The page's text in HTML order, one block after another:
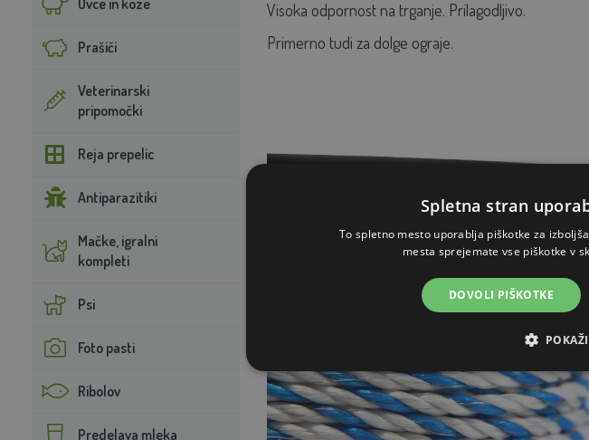
Prašiči
Veterinarski
pripomočki
Reja prepelic
Antiparazitiki
Mačke, igralni
kompleti
Psi
Foto pasti
Ribolov
Predelava mleka
Visoka odpornost na trganje. Prilagodljivo.
Primerno tudi za dolge ograje.
Spletna stran
To spletno mesto uporablja piškotke za
mesta sprejemate vse piškotke v
DOVOLI PIŠKOTKE